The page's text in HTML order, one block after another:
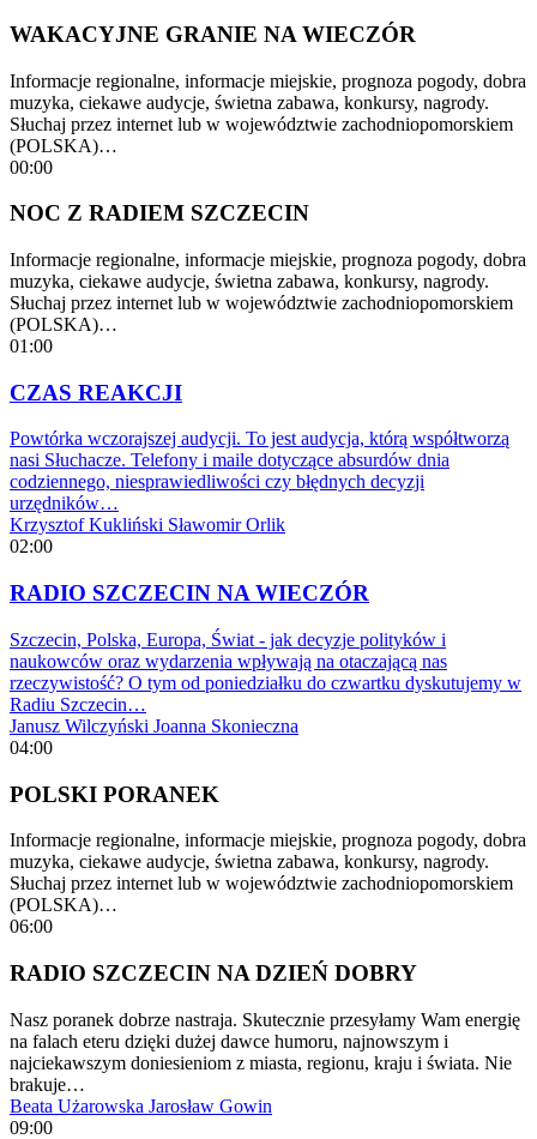
WAKACYJNE GRANIE NA WIECZÓR
Informacje regionalne, informacje miejskie, prognoza pogody, dobra
muzyka, ciekawe audycje, świetna zabawa, konkursy, nagrody.
Słuchaj przez internet lub w województwie zachodniopomorskiem
(POLSKA)…
00:00
NOC Z RADIEM SZCZECIN
Informacje regionalne, informacje miejskie, prognoza pogody, dobra
muzyka, ciekawe audycje, świetna zabawa, konkursy, nagrody.
Słuchaj przez internet lub w województwie zachodniopomorskiem
(POLSKA)…
01:00
CZAS REAKCJI
Powtórka wczorajszej audycji. To jest audycja, którą współtworzą
nasi Słuchacze. Telefony i maile dotyczące absurdów dnia
codziennego, niesprawiedliwości czy błędnych decyzji
urzędników…
Krzysztof Kukliński Sławomir Orlik
02:00
RADIO SZCZECIN NA WIECZÓR
Szczecin, Polska, Europa, Świat - jak decyzje polityków i
naukowców oraz wydarzenia wpływają na otaczającą nas
rzeczywistość? O tym od poniedziałku do czwartku dyskutujemy w
Radiu Szczecin…
Janusz Wilczyński Joanna Skonieczna
04:00
POLSKI PORANEK
Informacje regionalne, informacje miejskie, prognoza pogody, dobra
muzyka, ciekawe audycje, świetna zabawa, konkursy, nagrody.
Słuchaj przez internet lub w województwie zachodniopomorskiem
(POLSKA)…
06:00
RADIO SZCZECIN NA DZIEŃ DOBRY
Nasz poranek dobrze nastraja. Skutecznie przesyłamy Wam energię
na falach eteru dzięki dużej dawce humoru, najnowszym i
najciekawszym doniesieniom z miasta, regionu, kraju i świata. Nie
brakuje…
Beata Użarowska Jarosław Gowin
09:00